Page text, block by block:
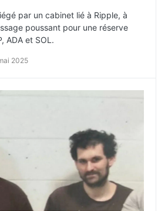
par un cabinet lié à Ripple, à
poussant pour une réserve
ADA et SOL.
2025